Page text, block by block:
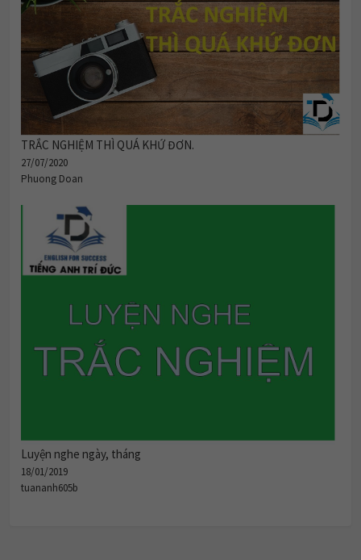
TRẮC NGHIỆM THÌ QUÁ KHỨ ĐƠN.
27/07/2020
Phuong Doan
Luyện nghe ngày, tháng
18/01/2019
tuananh605b